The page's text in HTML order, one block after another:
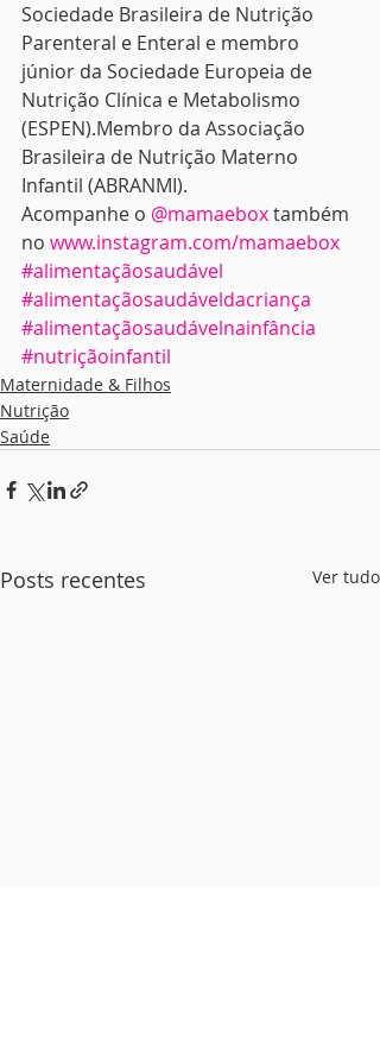
Sociedade Brasileira de Nutrição
Parenteral e Enteral e membro
júnior da Sociedade Europeia de
Nutrição Clínica e Metabolismo
(ESPEN).Membro da Associação
Brasileira de Nutrição Materno
Infantil (ABRANMI).
Acompanhe o @mamaebox também
no www.instagram.com/mamaebox
#alimentaçãosaudável
#alimentaçãosaudáveldacriança
#alimentaçãosaudávelnainfância
#nutriçãoinfantil
Maternidade & Filhos
Nutrição
Saúde
Posts recentes Ver tudo